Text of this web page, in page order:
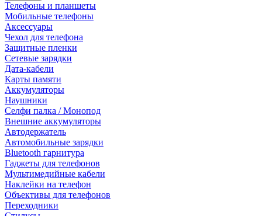
Телефоны и планшеты
Мобильные телефоны
Аксессуары
Чехол для телефона
Защитные пленки
Сетевые зарядки
Дата-кабели
Карты памяти
Аккумуляторы
Наушники
Селфи палка / Монопод
Внешние аккумуляторы
Автодержатель
Автомобильные зарядки
Bluetooth гарнитура
Гаджеты для телефонов
Мультимедийные кабели
Наклейки на телефон
Объективы для телефонов
Переходники